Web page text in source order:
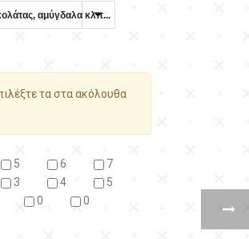
τα στα ακόλουθα
5 6
7
3 4
5
0 0